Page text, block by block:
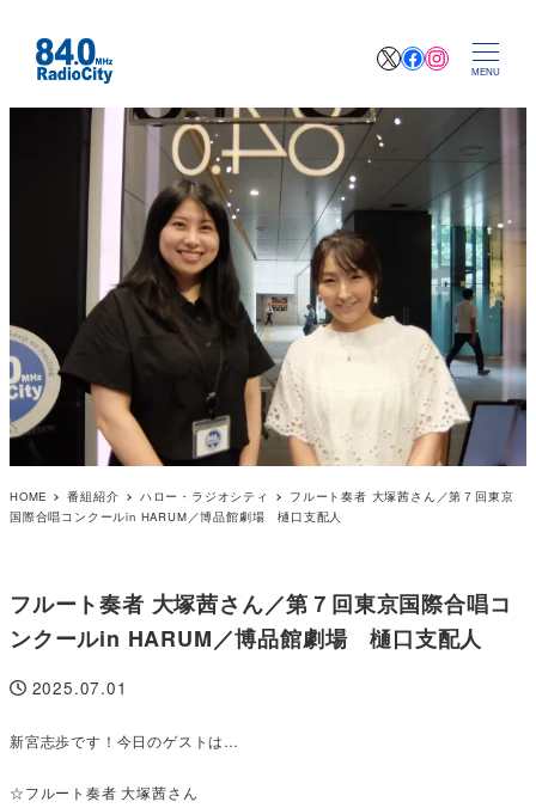
XFacebook
MENU
HOME 番組紹介 ハロー・ラジオシティ
フルート奏者 大塚茜さん／第７回東京
国際合唱コンクールin HARUM／博品館劇場 樋口支配人
フルート奏者 大塚茜さん／第７回東京国際合唱コ
ンクールin HARUM／博品館劇場 樋口支配人
投稿日
2025.07.01
新宮志歩です！今日のゲストは…
☆フルート奏者 大塚茜さん